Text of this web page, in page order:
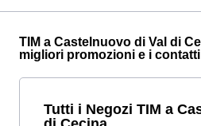
TIM a Castelnuovo di Val di
migliori promozioni e i
Tutti i Negozi TIM a